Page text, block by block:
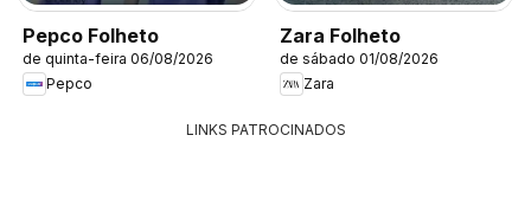
Pepco Folheto
de quinta-feira 06/08/2026
Pepco
Zara Folheto
de sábado 01/08/2026
Zara
LINKS PATROCINADOS